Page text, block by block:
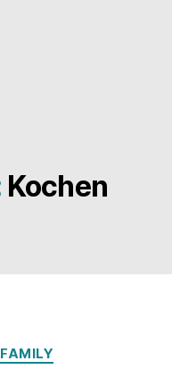
Kochen
FAMILY